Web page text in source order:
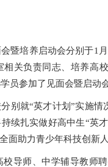
暨培养启动会分别于1
关负责同志、培养高
员参加了见面会暨启动
别就“英才计划”实施
续扎实做好高中生“英
面助力青少年科技创新
导师、中学辅导教师